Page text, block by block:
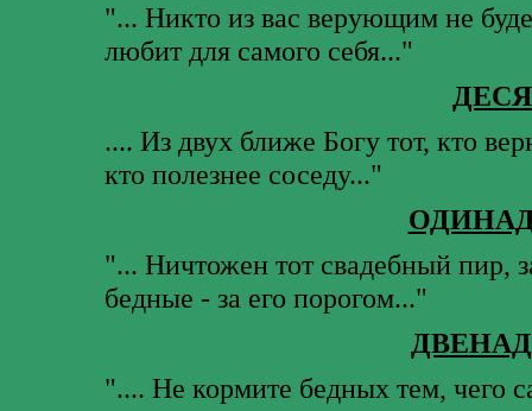
"... Никто из вас верующим не
любит для самого себя..."
.... Из двух ближе Богу тот, кто
кто полезнее соседу..."
"... Ничтожен тот свадебный пир,
бедные - за его порогом..."
".... Не кормите бедных тем, чего